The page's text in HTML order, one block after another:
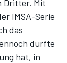
Dritter. Mit
IMSA-Serie
das
durfte
hat, in